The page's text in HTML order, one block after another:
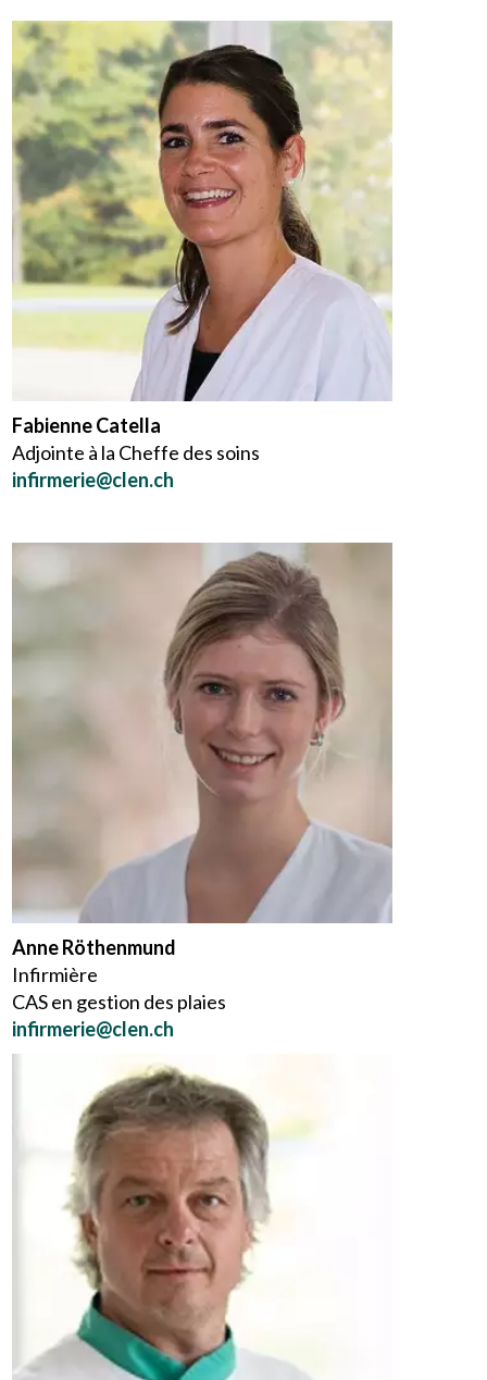
Fabienne Catella
Adjointe à la Cheffe des soins
infirmerie@clen.ch
Anne Röthenmund
Infirmière
CAS en gestion des plaies
infirmerie@clen.ch